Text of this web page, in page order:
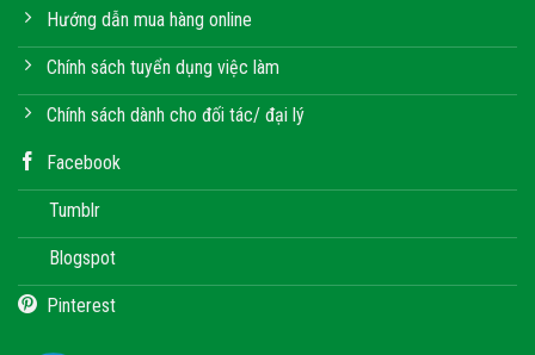
Hướng dẫn mua hàng online
Chính sách tuyển dụng việc làm
Chính sách dành cho đối tác/ đại lý
Facebook
Tumblr
Blogspot
Pinterest